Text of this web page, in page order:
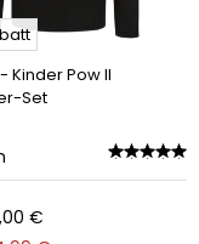
Kinder Pow II
Set
€